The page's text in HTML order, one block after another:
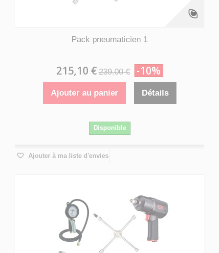
Pack pneumaticien 1
215,10 € 239,00 € -10%
Ajouter au panier Détails
Disponible
Ajouter à ma liste d'envies